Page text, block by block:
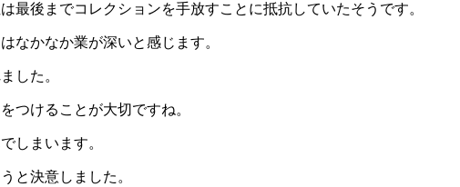
最後までコレクションを手放すことに抵抗していたそうです。
なかなか業が深いと感じます。
した。
つけることが大切ですね。
しまいます。
と決意しました。